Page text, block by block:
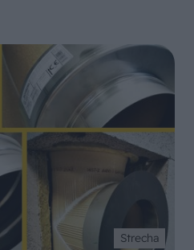
Strecha